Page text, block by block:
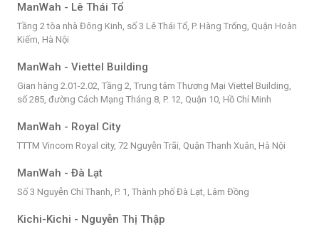
ManWah - Lê Thái Tổ
Tầng 2 tòa nhà Đông Kinh, số 3 Lê Thái Tổ, P. Hàng Trống, Quận Hoàn
Kiếm, Hà Nội
ManWah - Viettel Building
Gian hàng 2.01-2.02, Tầng 2, Trung tâm Thương Mại Viettel Building,
số 285, đường Cách Mạng Tháng 8, P. 12, Quận 10, Hồ Chí Minh
ManWah - Royal City
TTTM Vincom Royal city, 72 Nguyễn Trãi, Quận Thanh Xuân, Hà Nội
ManWah - Đà Lạt
Số 3 Nguyễn Chí Thanh, P. 1, Thành phố Đà Lạt, Lâm Đồng
Kichi-Kichi - Nguyễn Thị Thập